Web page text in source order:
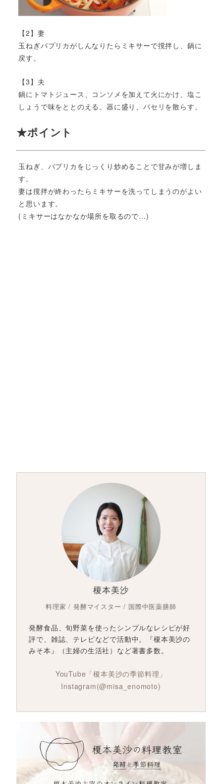
【2】妻
玉ねぎパプリカがしんなりたらミキサーで撹拌し、鍋に
戻す。
【3】夫
鍋にトマトジュース、コンソメを加えて火にかけ、塩こ
しょうで味をととのえる。器に盛り、パセリを散らす。
★ポイント
玉ねぎ、パプリカをじっくり炒めることで甘みが増しま
す。
妻は撹拌が終わったらミキサーを洗ってしまうのがよい
と思います。
(ミキサーはなかなか場所を取るので…)
榎本美沙
料理家 / 発酵マイスター / 国際中医薬膳師
発酵食品、旬野菜を使ったシンプルなレシピが好
評で、雑誌、テレビなどで活動中。『榎本美沙の
みそ本』（主婦の生活社）など著書多数。
YouTube「榎本美沙の季節料理」
Instagram(@misa_enomoto)